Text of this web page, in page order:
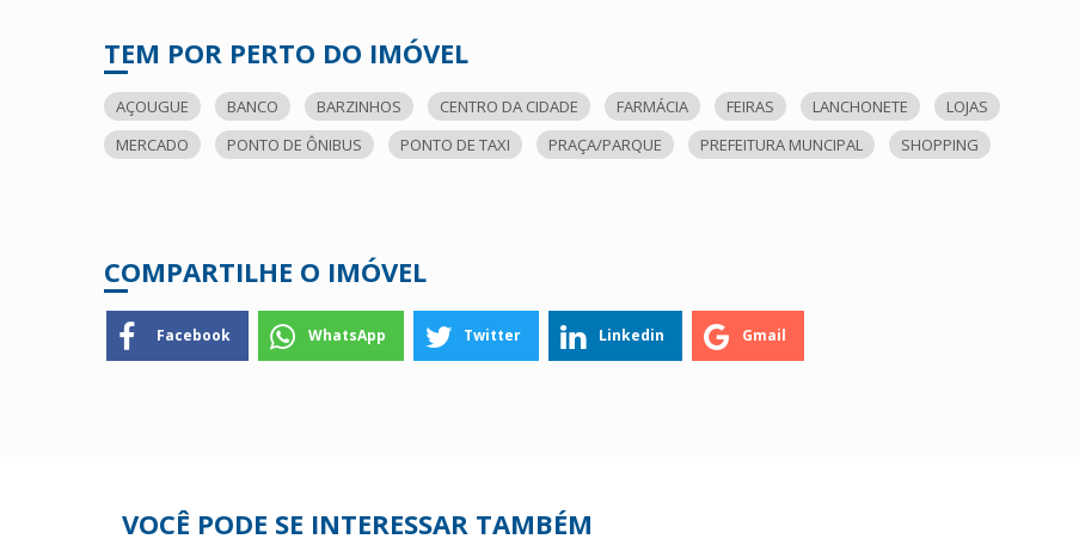
TEM POR PERTO DO IMÓVEL
AÇOUGUE BANCO BARZINHOS CENTRO DA CIDADE FARMÁCIA FEIRAS LANCHONETE
LOJAS
MERCADO
PONTO DE ÔNIBUS PONTO DE TAXI PRAÇA/PARQUE PREFEITURA MUNCIPAL SHOPPING
COMPARTILHE O IMÓVEL
Facebook WhatsApp Twitter Linkedin Gmail
VOCÊ PODE SE INTERESSAR TAMBÉM